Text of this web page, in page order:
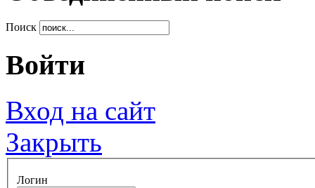
Поиск
Войти
Вход на сайт
Закрыть
Логин